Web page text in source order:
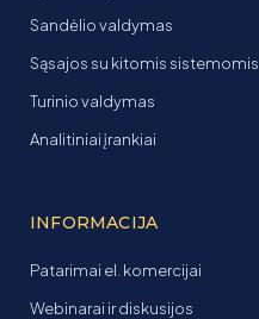
Sandėlio valdymas
Sąsajos su kitomis sistemomis
Turinio valdymas
Analitiniai įrankiai
INFORMACIJA
Patarimai el. komercijai
Webinarai ir diskusijos